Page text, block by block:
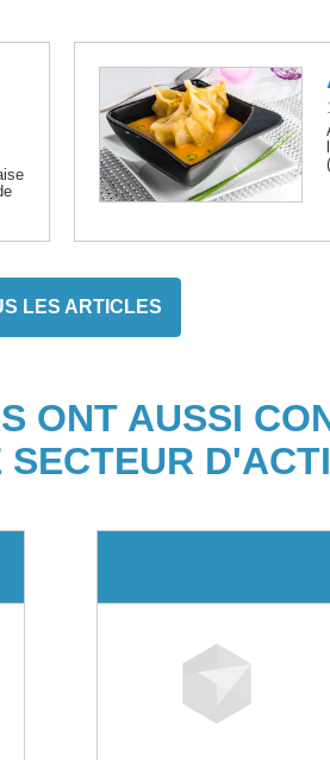
LES ARTICLES
ONT AUSSI